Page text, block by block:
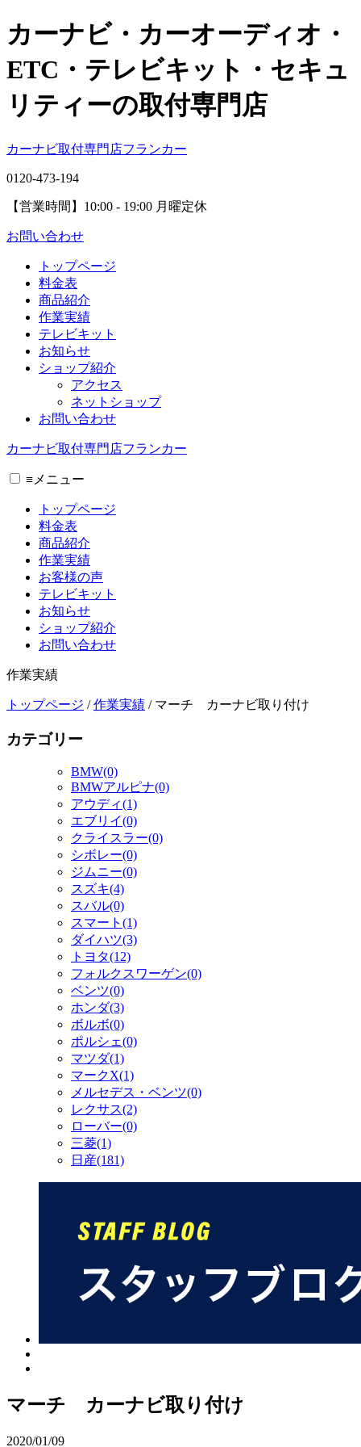
カーナビ・カーオーディオ・
ETC・テレビキット・セキュ
リティーの取付専門店
カーナビ取付専⾨店フランカー
0120-473-194
【営業時間】 10:00 - 19:00 月曜定休
お問い合わせ
トップページ
料金表
商品紹介
作業実績
テレビキット
お知らせ
ショップ紹介
アクセス
ネットショップ
お問い合わせ
カーナビ取付専⾨店フランカー
≡ メニュー
トップページ
料金表
商品紹介
作業実績
お客様の声
テレビキット
お知らせ
ショップ紹介
お問い合わせ
作業実績
トップページ /作業実績 / マーチ カーナビ取り付け
カテゴリー
BMW(0)
BMWアルピナ(0)
アウディ(1)
エブリイ(0)
クライスラー(0)
シボレー(0)
ジムニー(0)
スズキ(4)
スバル(0)
スマート(1)
ダイハツ(3)
トヨタ(12)
フォルクスワーゲン(0)
ベンツ(0)
ホンダ(3)
ボルボ(0)
ポルシェ(0)
マツダ(1)
マークX(1)
メルセデス・ベンツ(0)
レクサス(2)
ローバー(0)
三菱(1)
日産(181)
マーチ カーナビ取り付け
2020/01/09